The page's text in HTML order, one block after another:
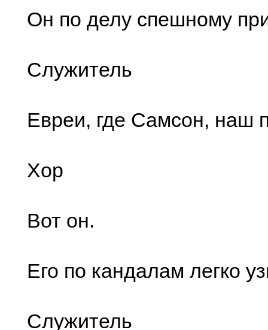
Он по делу спешному
Служитель
Евреи, где Самсон, наш
Хор
Вот он.
Его по кандалам легко
Служитель